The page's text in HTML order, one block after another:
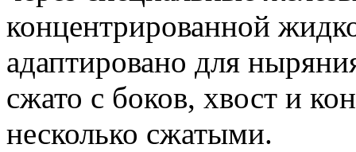
концентрированной
адаптировано для
сжато с боков, хвост и
несколько сжатыми.